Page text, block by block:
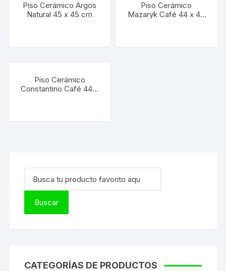
Piso Cerámico Argos
Natural 45 x 45 cm
Piso Cerámico
Mazaryk Café 44 x 44
Piso Cerámico
Constantino Café 44 x
CATEGORÍAS DE PRODUCTOS